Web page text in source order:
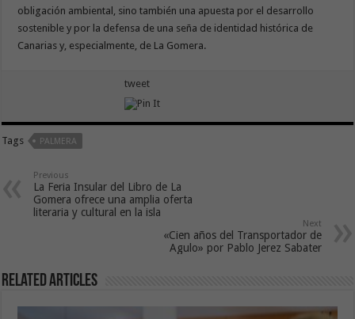
obligación ambiental, sino también una apuesta por el desarrollo
sostenible y por la defensa de una seña de identidad histórica de
Canarias y, especialmente, de La Gomera.
tweet
Tags PALMERA
Previous
La Feria Insular del Libro de La
Gomera ofrece una amplia oferta
literaria y cultural en la isla
Next
«Cien años del Transportador de
Agulo» por Pablo Jerez Sabater
Related Articles